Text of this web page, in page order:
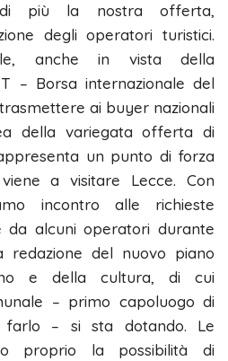
più la nostra offerta,
degli operatori turistici.
anche in vista della
– Borsa internazionale del
ai buyer nazionali
della variegata offerta di
un punto di forza
a visitare Lecce. Con
incontro alle richieste
da alcuni operatori durante
del nuovo piano
e della cultura, di cui
– primo capoluogo di
farlo – si sta dotando. Le
proprio la possibilità di